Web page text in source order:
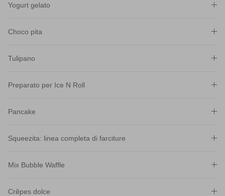
Yogurt gelato
Choco pita
Tulipano
Preparato per Ice N Roll
Pancake
Squeezita: linea completa di farciture
Mix Bubble Waffle
Crêpes dolce